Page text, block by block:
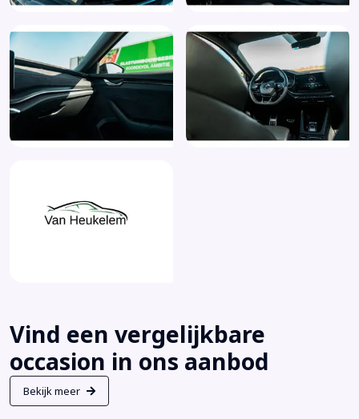
Vind een vergelijkbare
occasion in ons aanbod
Bekijk meer